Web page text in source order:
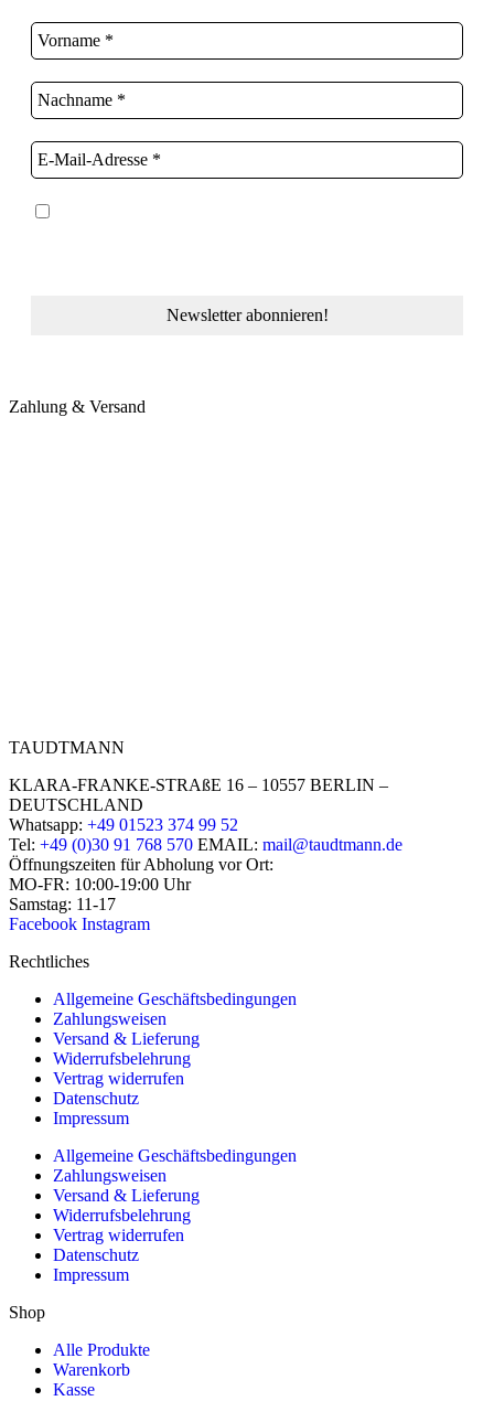
Zahlung & Versand
TAUDTMANN
KLARA-FRANKE-STRAßE 16 – 10557 BERLIN –
DEUTSCHLAND
Whatsapp: +49 01523 374 99 52
Tel: +49 (0)30 91 768 570 EMAIL: mail@taudtmann.de
Öffnungszeiten für Abholung vor Ort:
MO-FR: 10:00-19:00 Uhr
Samstag: 11-17
Facebook Instagram
Rechtliches
Allgemeine Geschäftsbedingungen
Zahlungsweisen
Versand & Lieferung
Widerrufsbelehrung
Vertrag widerrufen
Datenschutz
Impressum
Allgemeine Geschäftsbedingungen
Zahlungsweisen
Versand & Lieferung
Widerrufsbelehrung
Vertrag widerrufen
Datenschutz
Impressum
Shop
Alle Produkte
Warenkorb
Kasse